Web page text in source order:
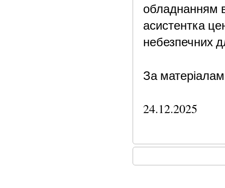
обладнанням
асистентка
небезпечних
За
24.12.2025